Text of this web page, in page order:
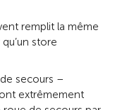
remplit la même
store
secours –
extrêmement